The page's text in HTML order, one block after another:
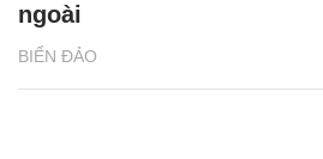
BIỂN ĐẢO
ngoài